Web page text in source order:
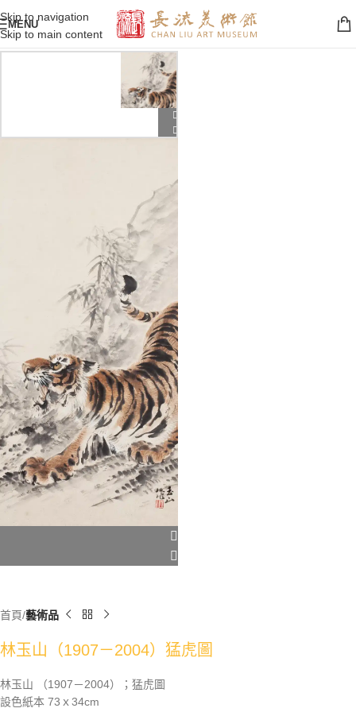
Skip to navigation
Skip to main content
MENU
首頁 藝術品
林玉山（1907－2004）猛虎圖
林玉山 （1907－2004）；猛虎圖
設色紙本 73ｘ34cm